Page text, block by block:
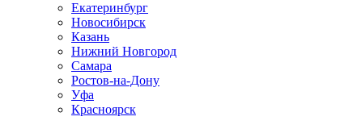
Екатеринбург
Новосибирск
Казань
Нижний Новгород
Самара
Ростов-на-Дону
Уфа
Красноярск